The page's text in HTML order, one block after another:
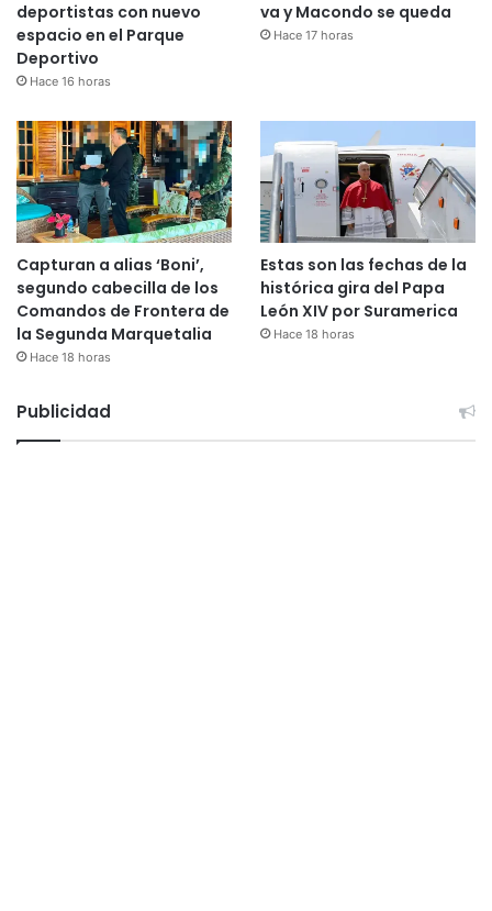
deportistas con nuevo
espacio en el Parque
Deportivo
Hace 16 horas
va y Macondo se queda
Hace 17 horas
Capturan a alias ‘Boni’,
segundo cabecilla de los
Comandos de Frontera de
la Segunda Marquetalia
Hace 18 horas
Estas son las fechas de la
histórica gira del Papa
León XIV por Suramerica
Hace 18 horas
Publicidad